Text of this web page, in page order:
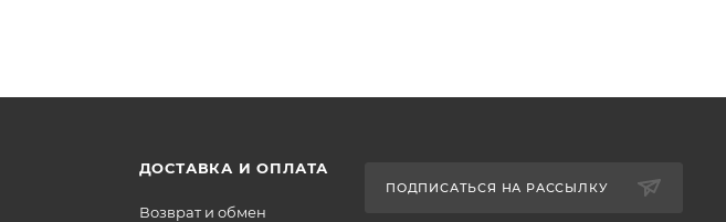
ДОСТАВКА И ОПЛАТА
Возврат и обмен
ПОДПИСАТЬСЯ НА РАССЫЛКУ